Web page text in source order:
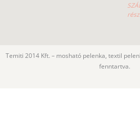
Temiti 2014 Kft. – mosható pelenka, textil
fenntartva.